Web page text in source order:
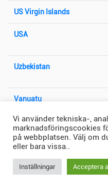
US Virgin Islands
USA
Uzbekistan
Vanuatu
Vatikanstaten
Vi använder tekniska-,
marknadsföringscookies
på webbplatsen. Välj om
eller bara vissa..
Inställningar Acceptera